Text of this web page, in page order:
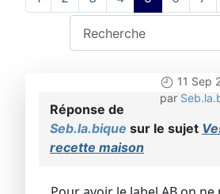
11 Sep
par
Réponse de
Seb.la.bique sur le sujet
recette maison